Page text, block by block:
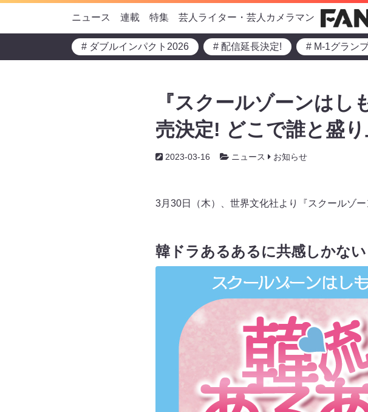
ニュース 連載 特集 芸人ライター・芸人カメラマン
# ダブルインパクト2026 # 配信延長決定! # M-1グラン
『スクールゾーンは
売決定! どこで誰と盛
2023-03-16 ニュース お知らせ
3月30日（木）、世界文化社より『スクールゾ
韓ドラあるあるに共感しかない